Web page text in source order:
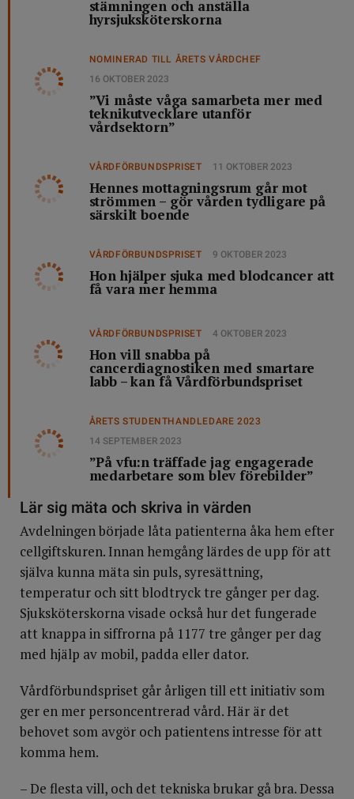
stämningen och anställa
hyrsjuksköterskorna
NOMINERAD TILL ÅRETS VÅRDCHEF
16 OKTOBER 2023
”Vi måste våga samarbeta mer med
teknikutvecklare utanför
vårdsektorn”
VÅRDFÖRBUNDSPRISET 11 OKTOBER 2023
Hennes mottagningsrum går mot
strömmen – gör vården tydligare på
särskilt boende
VÅRDFÖRBUNDSPRISET 9 OKTOBER 2023
Hon hjälper sjuka med blodcancer att
få vara mer hemma
VÅRDFÖRBUNDSPRISET 4 OKTOBER 2023
Hon vill snabba på
cancerdiagnostiken med smartare
labb – kan få Vårdförbundspriset
ÅRETS STUDENTHANDLEDARE 2023
14 SEPTEMBER 2023
”På vfu:n träffade jag engagerade
medarbetare som blev förebilder”
Lär sig mäta och skriva in värden
Avdelningen började låta patienterna åka hem efter
cellgiftskuren. Innan hemgång lärdes de upp för att
själva kunna mäta sin puls, syresättning,
temperatur och sitt blodtryck tre gånger per dag.
Sjuksköterskorna visade också hur det fungerade
att knappa in siffrorna på 1177 tre gånger per dag
med hjälp av mobil, padda eller dator.
Vårdförbundspriset går årligen till ett initiativ som
ger en mer personcentrerad vård. Här är det
behovet som avgör och patientens intresse för att
komma hem.
– De flesta vill, och det tekniska brukar gå bra. Dessa